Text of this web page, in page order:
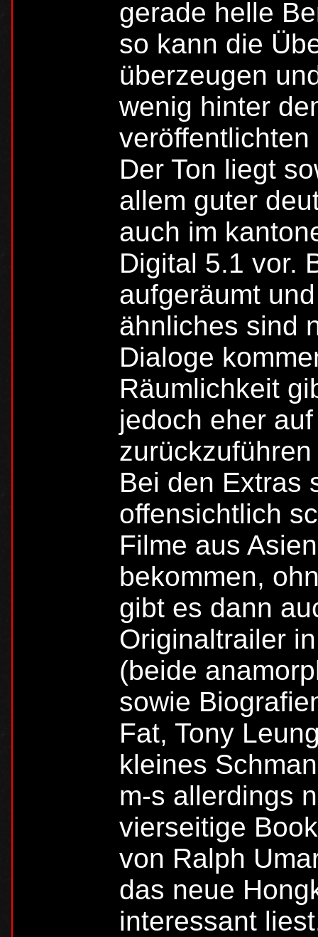
gerade helle
so kann die
überzeugen
wenig hinter
Der Ton liegt
allem guter
auch im
Digital 5.1 vor.
aufgeräumt
ähnliches sind
Dialoge
Räumlichkeit
jedoch eher
Bei den Extras
offensichtlich
Filme aus
bekommen,
gibt es dann
Originaltrailer
(beide
sowie
Fat, Tony
kleines
m-s allerdings
vierseitige
von Ralph
das neue
interessant